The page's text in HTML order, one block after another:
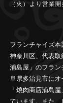
（火）より営業開
フランチャイズ
神奈川区、代表
浦島屋」のフラ
阜県多治見市にオ
「焼肉商店浦島
ています。また、